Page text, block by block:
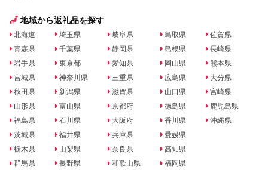
地域から返礼品を探す
北海道
青森県
岩手県
宮城県
秋田県
山形県
福島県
茨城県
栃木県
群馬県
埼玉県
千葉県
東京都
神奈川県
新潟県
富山県
石川県
福井県
山梨県
長野県
岐阜県
静岡県
愛知県
三重県
滋賀県
京都府
大阪府
兵庫県
奈良県
和歌山県
鳥取県
島根県
岡山県
広島県
山口県
徳島県
香川県
愛媛県
高知県
福岡県
佐賀県
長崎県
熊本県
大分県
宮崎県
鹿児島県
沖縄県